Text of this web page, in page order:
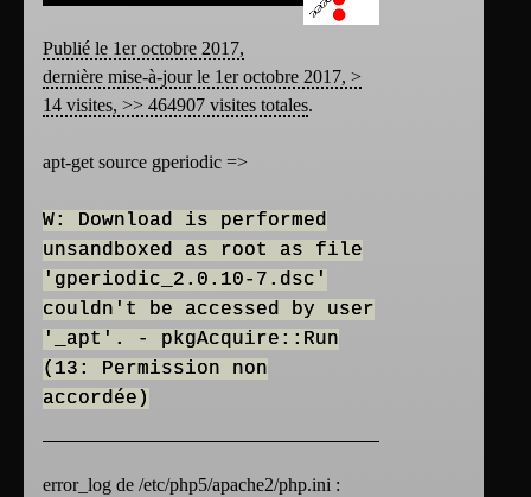
Publié le 1er octobre 2017,
dernière mise-à-jour le 1er octobre 2017, >
14 visites, >> 464907 visites totales.
apt-get source gperiodic =>
W: Download is performed
unsandboxed as root as file
'gperiodic_2.0.10-7.dsc'
couldn't be accessed by user
'_apt'. - pkgAcquire::Run
(13: Permission non
accordée)
error_log de /etc/php5/apache2/php.ini :